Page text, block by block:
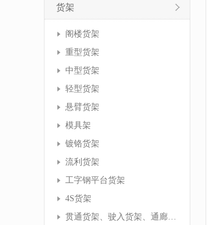
货架
阁楼货架
重型货架
中型货架
轻型货架
悬臂货架
模具架
镀铬货架
流利货架
工字钢平台货架
4S货架
贯通货架、驶入货架、通廊货架